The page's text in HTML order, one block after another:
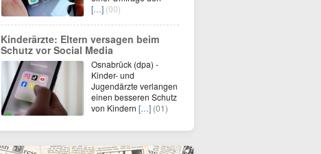
[…] (00)
Kinderärzte: Eltern versagen beim
Schutz vor Social Media
Osnabrück (dpa) -
Kinder- und
Jugendärzte verlangen
einen besseren Schutz
von Kindern […] (01)